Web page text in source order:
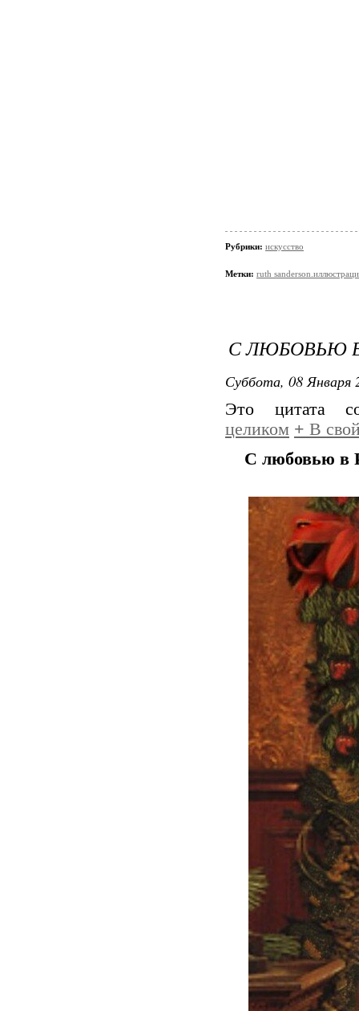
Рубрики: искусство
Метки: ruth
С ЛЮБОВЬЮ
Суббота, 08 Января
Это цитата
целиком + В
С любовью в